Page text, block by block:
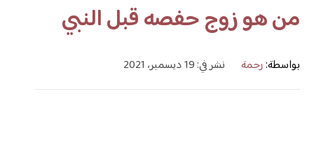
ابحث عن أي موضوع يهمك
من هو زوج حفصه قبل النبي
بواسطة:رحمة نشر في: 19 ديسمبر، 2021